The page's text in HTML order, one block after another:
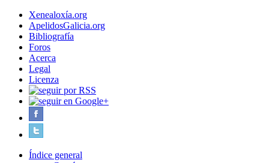
Xenealoxía.org
ApelidosGalicia.org
Bibliografía
Foros
Acerca
Legal
Licenza
Índice general